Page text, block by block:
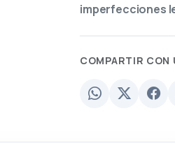
imperfecciones
COMPARTIR CON